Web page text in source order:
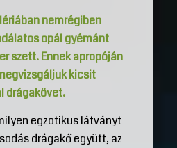
nemrégiben
opál gyémánt
szett. Ennek apropóján
kicsit
drágakövet.
egzotikus látványt
drágakő együtt, az